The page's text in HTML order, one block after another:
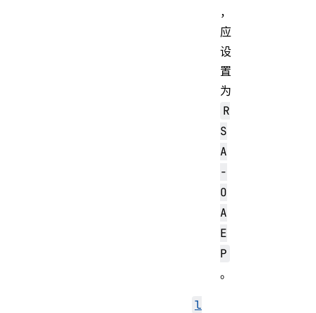
，
应
设
置
为
R
S
A
-
O
A
E
P
。
l